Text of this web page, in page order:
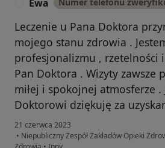
Ewa
Leczenie u Pana Doktora
mojego stanu zdrowia .
profesjonalizmu , rzetelności
Pan Doktora . Wizyty zawsze
miłej i spokojnej atmosferze .
Doktorowi dziękuję za
21 czerwca 2023
• Niepubliczny Zespół Zakładów Opieki